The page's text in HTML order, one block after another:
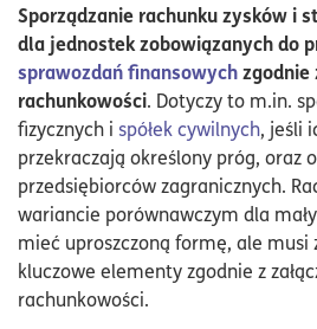
Sporządzanie rachunku zysków i
dla jednostek zobowiązanych do
sprawozdań finansowychzgodnie
rachunkowości. Dotyczy to m.in.
fizycznych i spółek cywilnych, jeśli
przekraczają określony próg, oraz
przedsiębiorców zagranicznych.
wariancie porównawczym dla
mieć uproszczoną formę, ale musi
kluczowe elementy zgodnie z
rachunkowości.